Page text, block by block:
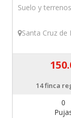
Suelo y terrenos
Santa Cruz de
14finca
0